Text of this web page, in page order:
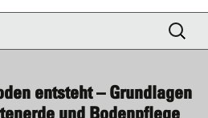
Suche
nach:
entsteht – Grundlagen
und Bodenpflege